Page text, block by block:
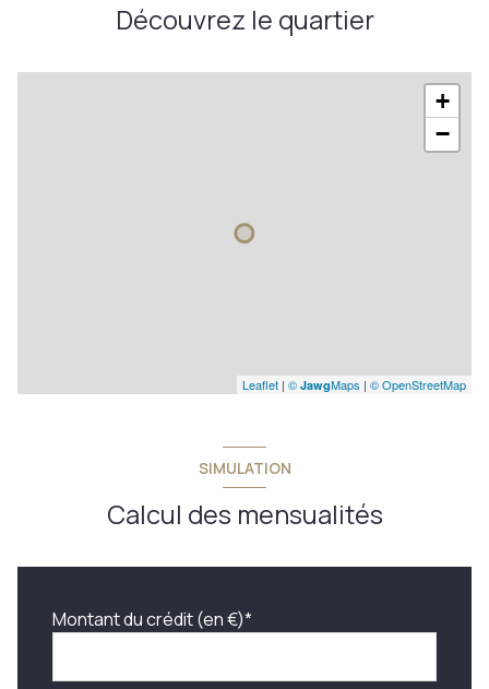
Découvrez le quartier
+
−
Leaflet | © JawgMaps | © OpenStreetMap
SIMULATION
Calcul des mensualités
Montant du crédit (en €)*